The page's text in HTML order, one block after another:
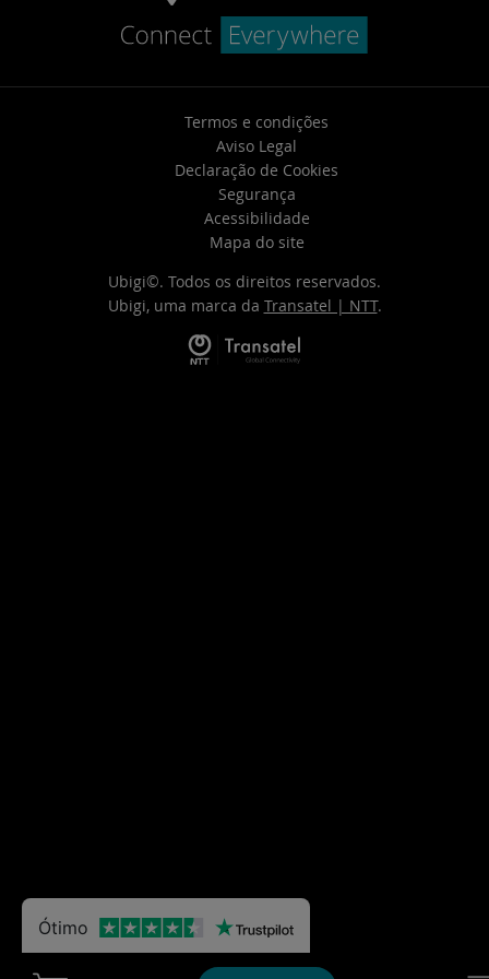
Termos e condições
Aviso Legal
Declaração de Cookies
Segurança
Acessibilidade
Mapa do site
Ubigi©. Todos os direitos reservados.
Ubigi, uma marca da Transatel | NTT.
Ótimo